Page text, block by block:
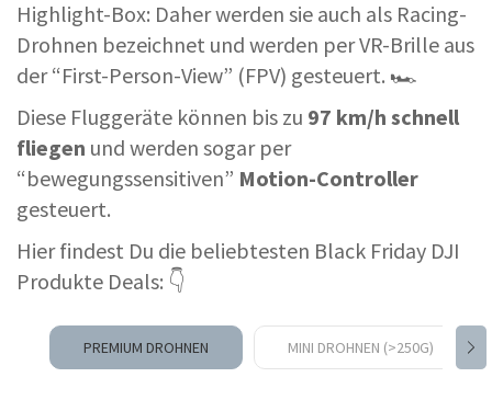
Highlight-Box: Daher werden sie auch als Racing-
Drohnen bezeichnet und werden per VR-Brille aus
der “First-Person-View” (FPV) gesteuert. 🏎️
Diese Fluggeräte können bis zu 97 km/h schnell
fliegen und werden sogar per
“bewegungssensitiven” Motion-Controller
gesteuert.
Hier findest Du die beliebtesten Black Friday DJI
Produkte Deals: 👇
PREMIUM DROHNEN MINI DROHNEN (>250G)